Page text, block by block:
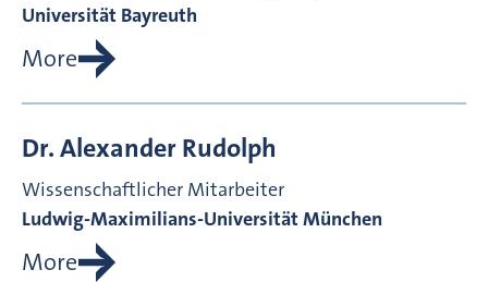
Universität Bayreuth
More
Dr.AlexanderRudolph
Wissenschaftlicher Mitarbeiter
Ludwig-Maximilians-Universität München
More